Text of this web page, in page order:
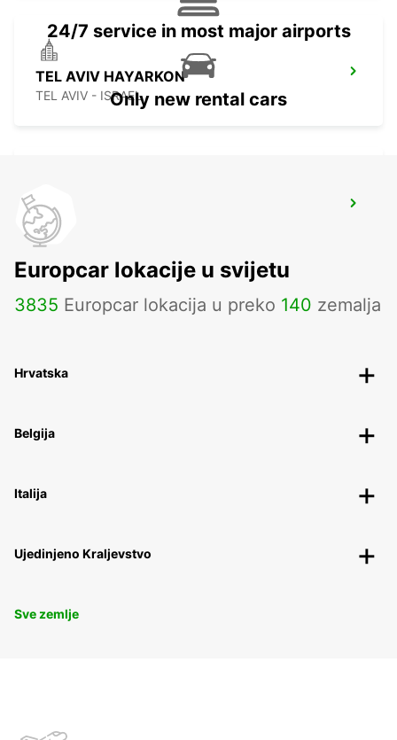
TEL AVIV HAYARKON
TEL AVIV - ISRAEL
TEL AVIV BEN GURION INT AIRPORT
TEL AVIV - ISRAEL
24/7 service in most major airports
Only new rental cars
Europcar lokacije u svijetu
3835 Europcar lokacija u preko 140 zemalja
Hrvatska
Belgija
Italija
Ujedinjeno Kraljevstvo
Sve zemlje